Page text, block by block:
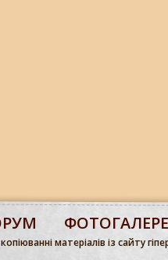
матеріалів із сайту